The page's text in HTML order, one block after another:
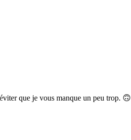
que je vous manque un peu trop. 🙃